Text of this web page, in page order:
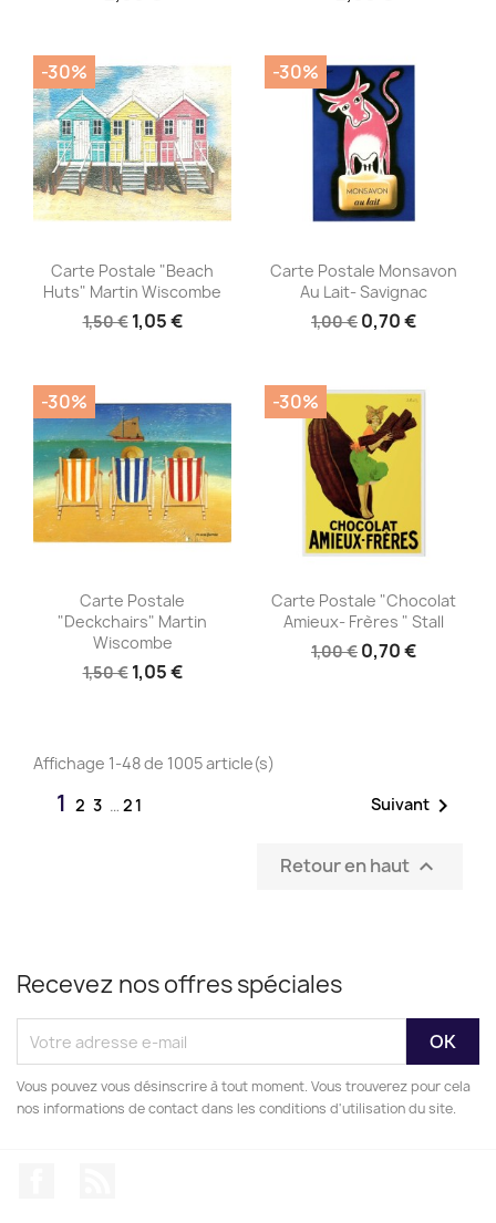
Aperçu rapide
Carte Postale "Beach
Huts" Martin Wiscombe
1,50 € 1,05 €
-30%
 Aperçu rapide
Carte Postale Monsavon
Au Lait- Savignac
1,00 € 0,70 €
-30%
Aperçu rapide
Carte Postale
"Deckchairs" Martin
Wiscombe
1,50 € 1,05 €
-30%
 Aperçu rapide
Carte Postale "Chocolat
Amieux- Frères " Stall
1,00 € 0,70 €
-30%
Affichage 1-48 de 1005 article(s)
1 2 3 … 21 Suivant 
Retour en haut 
Recevez nos offres spéciales
Vous pouvez vous désinscrire à tout moment. Vous trouverez pour cela
nos informations de contact dans les conditions d'utilisation du site.